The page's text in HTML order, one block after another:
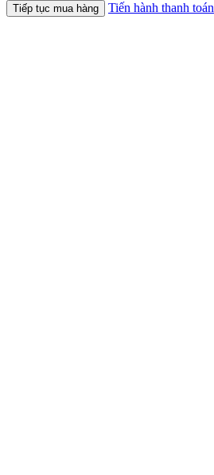
Tiếp tục mua hàng Tiến hành thanh toán